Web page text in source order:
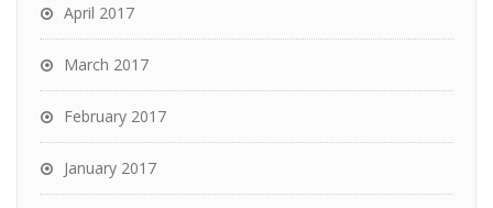
April 2017
March 2017
February 2017
January 2017